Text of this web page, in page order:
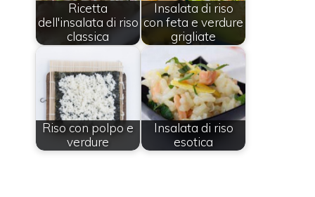
Ricetta
dell'insalata di riso
classica
Insalata di riso
con feta e verdure
grigliate
Riso con polpo e
verdure
Insalata di riso
esotica